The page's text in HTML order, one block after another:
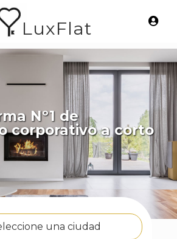
LuxFlat
Nº1 de
corporativo a corto
una ciudad